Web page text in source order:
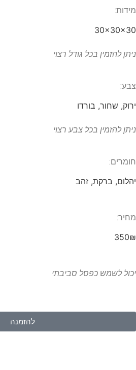
מידות:
30x30x30
ניתן להזמין בכל גודל רצוי
צבע:
ירוק, שחור, בורדו
ניתן להזמין בכל צבע רצוי
חומרים:
יהלום, ברקת, זהב
מחיר:
350₪
יכול לשמש כפסל סביבתי
להזמנה